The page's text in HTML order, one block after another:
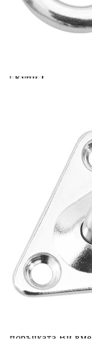
количката" и
вноски на
Предоставената
Добавете
количката" и
вноски на кредита.
Предоставената
Добавете
количката" и
вноски на
Предоставената
Добавете
количката" и
вноски на кредита.
поръчката Ви